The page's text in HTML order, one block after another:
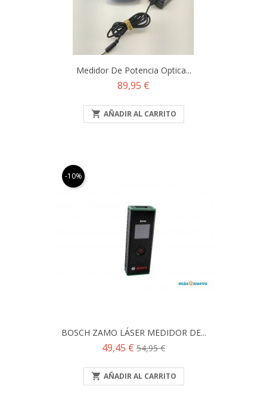
Medidor De Potencia Optica...
Precio
89,95 €
 AÑADIR AL CARRITO
-10%
BOSCH ZAMO LÁSER MEDIDOR DE...
Precio
49,45 € Precio
54,95 €
 AÑADIR AL CARRITO